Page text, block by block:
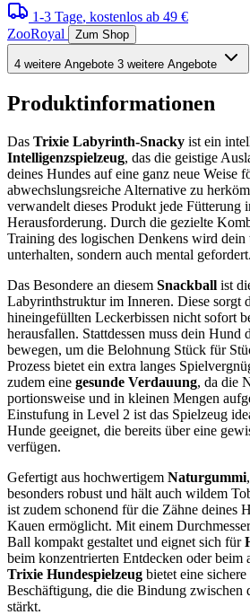
1-3 Tage, kostenlos ab 49 €
ZooRoyal
Zum Shop
4 weitere Angebote 3 weitere Angebote
Produktinformationen
Das Trixie Labyrinth-Snacky ist ein
Intelligenzspielzeug, das die geistige
deines Hundes auf eine ganz neue Weise
abwechslungsreiche Alternative zu
verwandelt dieses Produkt jede Fütterung
Herausforderung. Durch die gezielte
Training des logischen Denkens wird
unterhalten, sondern auch mental gefordert.
Das Besondere an diesem Snackball ist
Labyrinthstruktur im Inneren. Diese sorgt
hineingefüllten Leckerbissen nicht sofort
herausfallen. Stattdessen muss dein Hund
bewegen, um die Belohnung Stück für
Prozess bietet ein extra langes
zudem eine gesunde Verdauung, da die
portionsweise und in kleinen Mengen
Einstufung in Level 2 ist das Spielzeug
Hunde geeignet, die bereits über eine
verfügen.
Gefertigt aus hochwertigem Naturgummi
besonders robust und hält auch wildem
ist zudem schonend für die Zähne deines
Kauen ermöglicht. Mit einem
Ball kompakt gestaltet und eignet sich für
beim konzentrierten Entdecken oder beim
Trixie Hundespielzeug bietet eine
Beschäftigung, die die Bindung zwischen
stärkt.